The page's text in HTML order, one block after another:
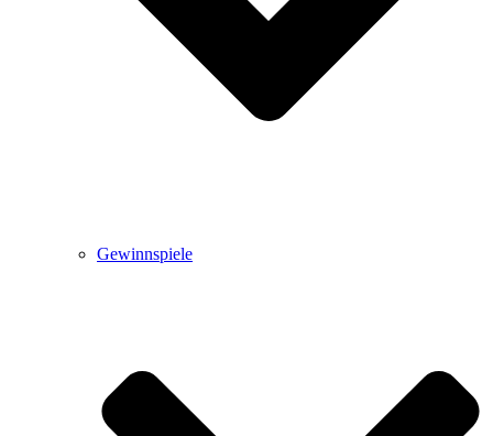
Gewinnspiele